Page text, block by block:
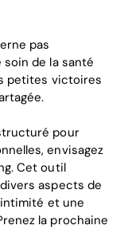
pas
de la santé
petites victoires
pour
envisagez
Cet outil
aspects de
et une
la prochaine